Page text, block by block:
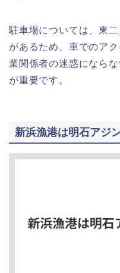
駐車場については、東
があるため、車でのア
業関係者の迷惑になら
が重要です。
新浜漁港は明石アジ